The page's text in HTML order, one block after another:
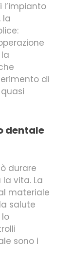
l’impianto
la
di
dentale
durare
vita. La
materiale
salute
sono i